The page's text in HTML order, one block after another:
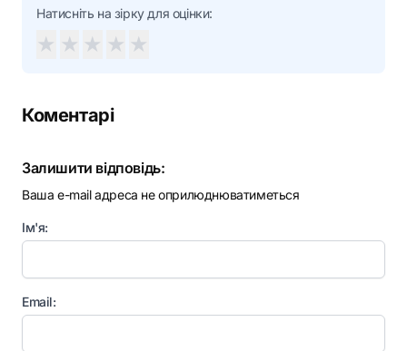
Натисніть на зірку для оцінки:
★ ★ ★ ★ ★
Коментарі
Залишити відповідь:
Ваша e-mail адреса не оприлюднюватиметься
Ім'я:
Email: